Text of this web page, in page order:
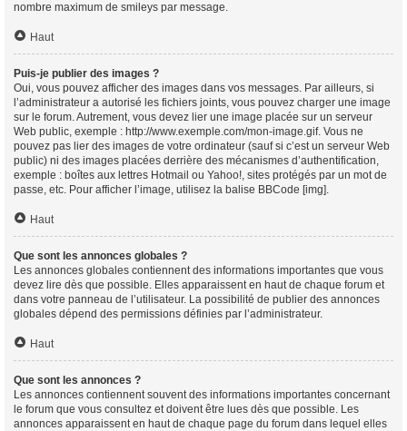
nombre maximum de smileys par message.
Haut
Puis-je publier des images ?
Oui, vous pouvez afficher des images dans vos messages. Par ailleurs, si
l’administrateur a autorisé les fichiers joints, vous pouvez charger une image
sur le forum. Autrement, vous devez lier une image placée sur un serveur
Web public, exemple : http://www.exemple.com/mon-image.gif. Vous ne
pouvez pas lier des images de votre ordinateur (sauf si c’est un serveur Web
public) ni des images placées derrière des mécanismes d’authentification,
exemple : boîtes aux lettres Hotmail ou Yahoo!, sites protégés par un mot de
passe, etc. Pour afficher l’image, utilisez la balise BBCode [img].
Haut
Que sont les annonces globales ?
Les annonces globales contiennent des informations importantes que vous
devez lire dès que possible. Elles apparaissent en haut de chaque forum et
dans votre panneau de l’utilisateur. La possibilité de publier des annonces
globales dépend des permissions définies par l’administrateur.
Haut
Que sont les annonces ?
Les annonces contiennent souvent des informations importantes concernant
le forum que vous consultez et doivent être lues dès que possible. Les
annonces apparaissent en haut de chaque page du forum dans lequel elles